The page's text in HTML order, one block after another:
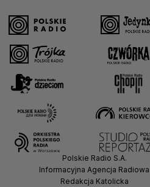
Polskie Radio S.A.
Informacyjna Agencja Radiowa
Redakcja Katolicka